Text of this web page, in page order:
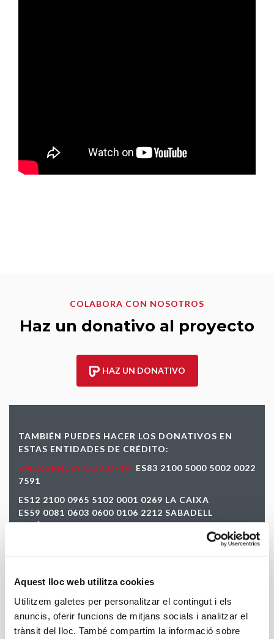
Aquest lloc web utilitza cookies
Utilitzem galetes per personalitzar el contingut i els
anuncis, oferir funcions de mitjans socials i analitzar el
trànsit del lloc. També compartim la informació sobre
COLABORA CON NOSOTROS
Haz un donativo al proyecto
HAZ UN DONATIVO
TAMBIÉN PUEDES HACER LOS DONATIVOS EN
ESTAS ENTIDADES DE CRÉDITO:
EMERGENCIA COVID-19: ES83 2100 5000 5002 0022
7591
ES12 2100 0965 5102 0001 0269 LA CAIXA
ES59 0081 0603 0600 0106 2212 SABADELL
ATLÀNTIC
Si haces una transferencia, envíanos tus datos personales y el
comprobante de la transferencia a
atenciodonant@caritas.barcelona